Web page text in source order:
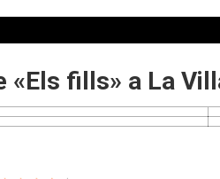
«Els fills» a La